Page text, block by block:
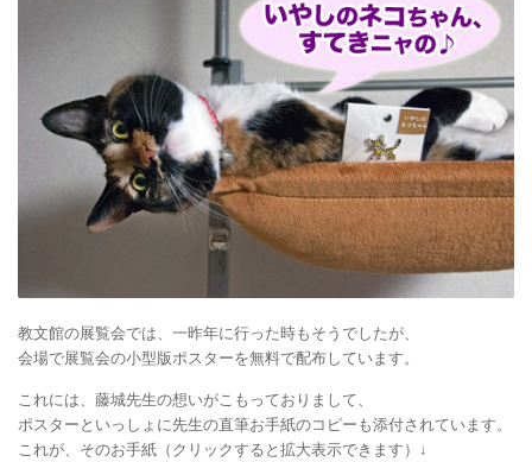
教文館の展覧会では、一昨年に行った時もそうでしたが、
会場で展覧会の小型版ポスターを無料で配布しています。
これには、藤城先生の想いがこもっておりまして、
ポスターといっしょに先生の直筆お手紙のコピーも添付されています。
これが、そのお手紙（クリックすると拡大表示できます）↓